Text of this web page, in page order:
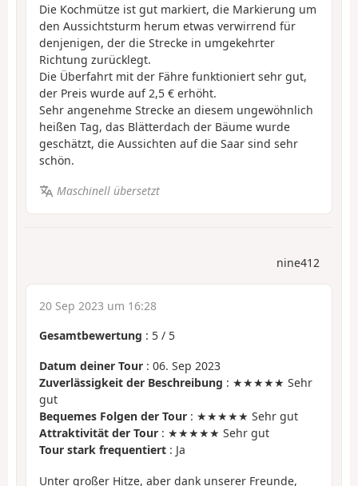
Die Kochmütze ist gut markiert, die Markierung um
den Aussichtsturm herum etwas verwirrend für
denjenigen, der die Strecke in umgekehrter
Richtung zurücklegt.
Die Überfahrt mit der Fähre funktioniert sehr gut,
der Preis wurde auf 2,5 € erhöht.
Sehr angenehme Strecke an diesem ungewöhnlich
heißen Tag, das Blätterdach der Bäume wurde
geschätzt, die Aussichten auf die Saar sind sehr
schön.
Maschinell übersetzt
nine412
20 Sep 2023 um 16:28
Gesamtbewertung : 5 / 5
Datum deiner Tour : 06. Sep 2023
Zuverlässigkeit der Beschreibung : ★★★★★ Sehr
gut
Bequemes Folgen der Tour : ★★★★★ Sehr gut
Attraktivität der Tour : ★★★★★ Sehr gut
Tour stark frequentiert : Ja
Unter großer Hitze, aber dank unserer Freunde,